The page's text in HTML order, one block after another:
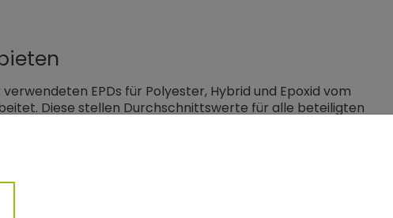
EPDs für Polyester, Hybrid und Epoxid vom
Diese stellen Durchschnittswerte für alle beteiligten
TIGER-Drylac® Polyester/HAA Serien (Serien 14, 29, 58, 59,
das Bewerten von Gebäuden deutlich und weisen